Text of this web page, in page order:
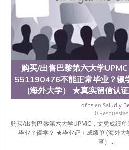
交时间，公司人员陪同客户本
料； 5、等待结果，完成结果
6、客户确认收到结果，付余款
学院的毕业证成绩单所使用的材
结构（包括：水印，阴影底纹
银，LOGO烫金烫银复合重叠
镭射，紫外荧光，温感，复印
对照。质量得到了广大海外客
海外学校留学中介， 同时能做
各大院校的（毕业证，成绩单
业证，录取通知书，在读证明
新信息， 能够在时间掌握的海
寸大小，纸张材质，防伪技术
原版实物，以求达到客户的需
们在保证合理定价的同时，坚
购买/出售巴黎第六大学
551190476不能正常毕业？辍
(海外大学） ★真实留信认
dfnsen Salud y
0 Respuestas
购买/出售巴黎第六大学UPMC，文凭成绩
毕业？辍学？ ★毕业证＋成绩单 (海外
查）...